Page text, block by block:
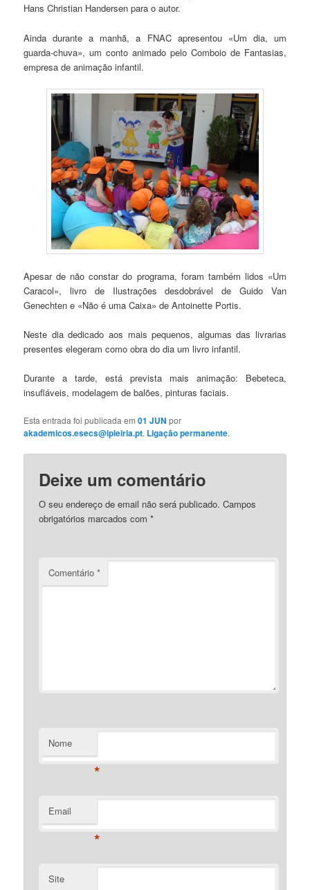
Hans Christian Handersen para o autor.
Ainda durante a manhã, a FNAC apresentou «Um dia, um
guarda-chuva», um conto animado pelo Comboio de Fantasias,
empresa de animação infantil.
Apesar de não constar do programa, foram também lidos «Um
Caracol», livro de Ilustrações desdobrável de Guido Van
Genechten e «Não é uma Caixa» de Antoinette Portis.
Neste dia dedicado aos mais pequenos, algumas das livrarias
presentes elegeram como obra do dia um livro infantil.
Durante a tarde, está prevista mais animação: Bebeteca,
insufláveis, modelagem de balões, pinturas faciais.
Esta entrada foi publicada em01 JUN por
akademicos.esecs@ipleiria.pt. Ligação permanente.
Deixe um comentário
O seu endereço de email não será publicado. Campos
obrigatórios marcados com*
Comentário*
Nome
*
Email
*
Site